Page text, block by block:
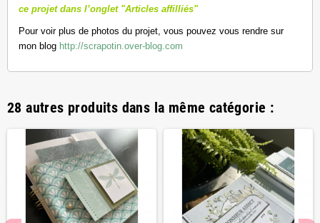
ce projet dans l’onglet "Articles affilliés"
Pour voir plus de photos du projet, vous pouvez vous rendre sur
mon blog http://scrapotin.over-blog.com
28 autres produits dans la même catégorie :